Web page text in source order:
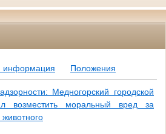
информация Положения
Медногорский городской
возместить моральный вред за